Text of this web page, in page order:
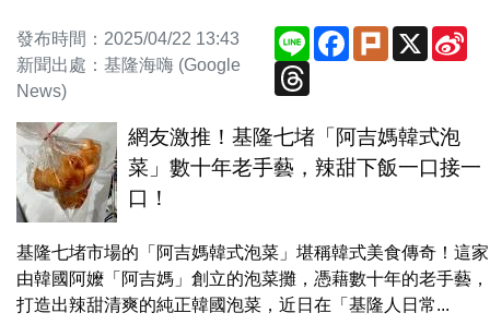
發布時間：2025/04/22 13:43
新聞出處：基隆海嗨 (Google
News)
Line Facebook
Plurk X
網友激推！基隆七堵「阿吉媽韓式泡
菜」數十年老手藝，辣甜下飯一口接一
口！
基隆七堵市場的「阿吉媽韓式泡菜」堪稱韓式美食傳奇！這家
由韓國阿嬤「阿吉媽」創立的泡菜攤，憑藉數十年的老手藝，
打造出辣甜清爽的純正韓國泡菜，近日在「基隆人日常...